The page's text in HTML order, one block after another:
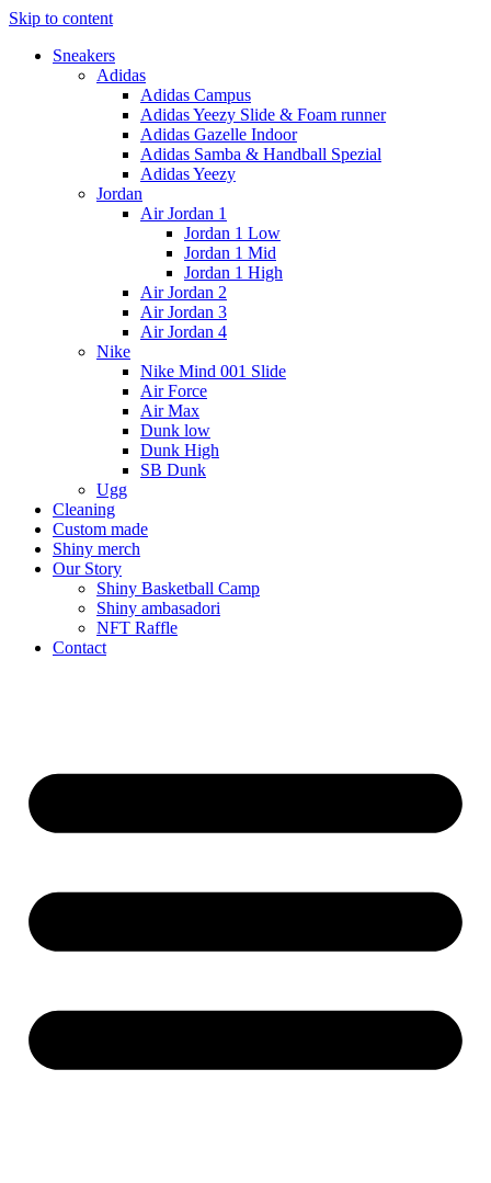
Skip to content
Sneakers
Adidas
Adidas Campus
Adidas Yeezy Slide & Foam runner
Adidas Gazelle Indoor
Adidas Samba & Handball Spezial
Adidas Yeezy
Jordan
Air Jordan 1
Jordan 1 Low
Jordan 1 Mid
Jordan 1 High
Air Jordan 2
Air Jordan 3
Air Jordan 4
Nike
Nike Mind 001 Slide
Air Force
Air Max
Dunk low
Dunk High
SB Dunk
Ugg
Cleaning
Custom made
Shiny merch
Our Story
Shiny Basketball Camp
Shiny ambasadori
NFT Raffle
Contact